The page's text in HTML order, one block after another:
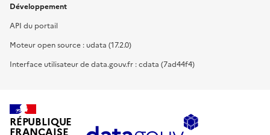
Développement
API du portail
Moteur open source : udata (17.2.0)
Interface utilisateur de data.gouv.fr : cdata (7ad44f4)
RÉPUBLIQUE